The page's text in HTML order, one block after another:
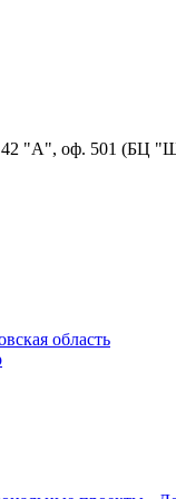
42 "А", оф. 501 (БЦ
область